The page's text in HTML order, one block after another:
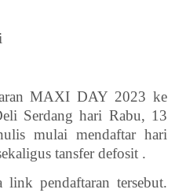
MAXI DAY 2023 ke
Serdang hari Rabu, 13
mulai mendaftar hari
tansfer defosit .
pendaftaran tersebut.